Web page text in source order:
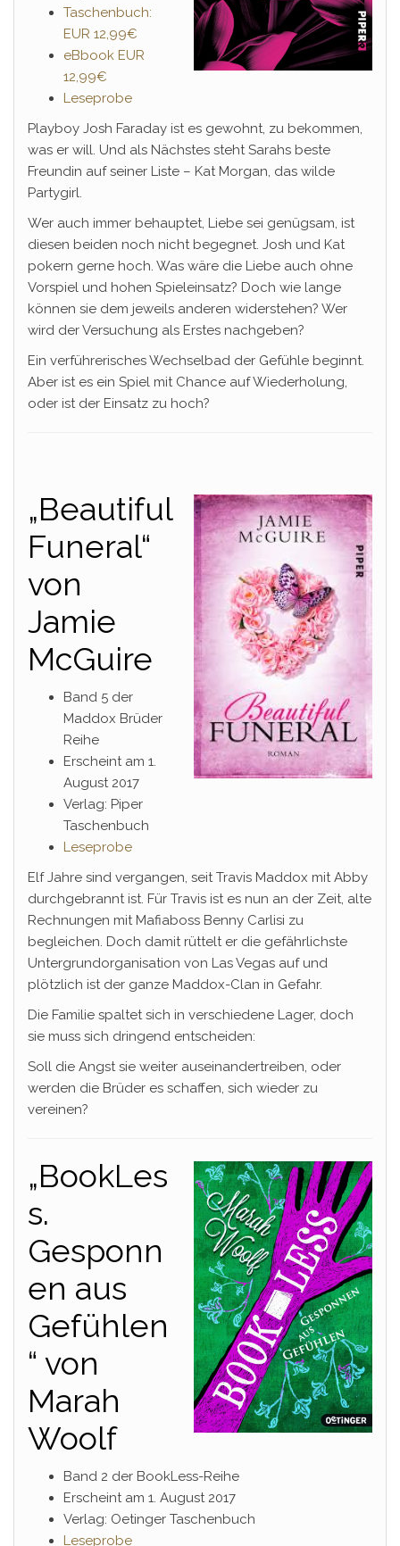
Taschenbuch:
EUR 12,99€
eBbook EUR
12,99€
Leseprobe
Playboy Josh Faraday ist es gewohnt, zu bekommen,
was er will. Und als Nächstes steht Sarahs beste
Freundin auf seiner Liste – Kat Morgan, das wilde
Partygirl.
Wer auch immer behauptet, Liebe sei genügsam, ist
diesen beiden noch nicht begegnet. Josh und Kat
pokern gerne hoch. Was wäre die Liebe auch ohne
Vorspiel und hohen Spieleinsatz? Doch wie lange
können sie dem jeweils anderen widerstehen? Wer
wird der Versuchung als Erstes nachgeben?
Ein verführerisches Wechselbad der Gefühle beginnt.
Aber ist es ein Spiel mit Chance auf Wiederholung,
oder ist der Einsatz zu hoch?
„Beautiful
Funeral“
von
Jamie
McGuire
Band 5 der
Maddox Brüder
Reihe
Erscheint am 1.
August 2017
Verlag: Piper
Taschenbuch
Leseprobe
Elf Jahre sind vergangen, seit Travis Maddox mit Abby
durchgebrannt ist. Für Travis ist es nun an der Zeit, alte
Rechnungen mit Mafiaboss Benny Carlisi zu
begleichen. Doch damit rüttelt er die gefährlichste
Untergrundorganisation von Las Vegas auf und
plötzlich ist der ganze Maddox-Clan in Gefahr.
Die Familie spaltet sich in verschiedene Lager, doch
sie muss sich dringend entscheiden:
Soll die Angst sie weiter auseinandertreiben, oder
werden die Brüder es schaffen, sich wieder zu
vereinen?
„BookLes
s.
Gesponn
en aus
Gefühlen
“ von
Marah
Woolf
Band 2 der BookLess-Reihe
Erscheint am 1. August 2017
Verlag: Oetinger Taschenbuch
Leseprobe